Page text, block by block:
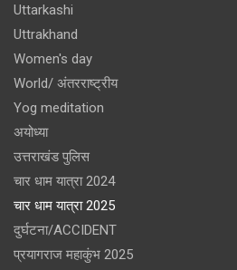
Uttarkashi
Uttrakhand
Women's day
World/ अंतरराष्ट्रीय
Yog meditation
अयोध्या
उत्तराखंड पुलिस
चार धाम यात्रा 2024
चार धाम यात्रा 2025
दुर्घटना/ACCIDENT
प्रयागराज महाकुंभ 2025